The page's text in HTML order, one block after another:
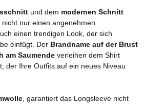
und dem modernen Schnitt
nur einen angenehmen
einen trendigen Look, der sich
einfügt. Der Brandname auf der Brust
am Saumende verleihen dem Shirt
der Ihre Outfits auf ein neues Niveau
, garantiert das Longsleeve nicht